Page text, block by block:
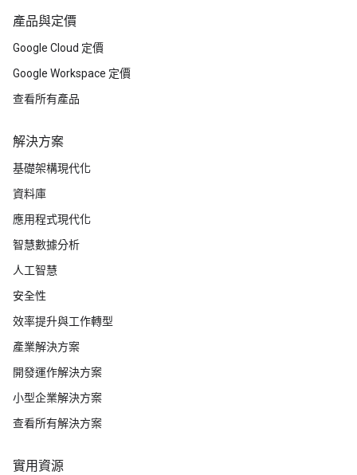
產品與定價
Google Cloud 定價
Google Workspace 定價
查看所有產品
解決方案
基礎架構現代化
資料庫
應用程式現代化
智慧數據分析
人工智慧
安全性
效率提升與工作轉型
產業解決方案
開發運作解決方案
小型企業解決方案
查看所有解決方案
實用資源